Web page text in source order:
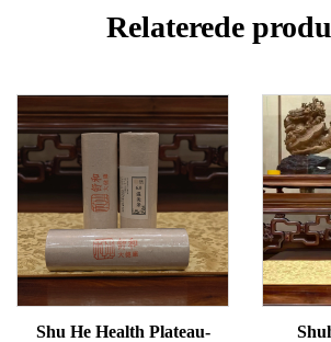
Relaterede
Shu He Health Plateau-